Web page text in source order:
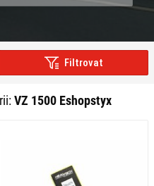
Filtrovat
VZ 1500 Eshopstyx